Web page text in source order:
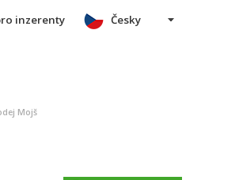
inzerenty Česky
Mojš